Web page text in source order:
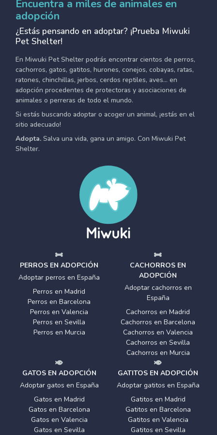
Encuentra a miles de animales en
adopción
¿Estás pensando en adoptar? ¡Prueba Miwuki
Pet Shelter!
En Miwuki Pet Shelter podrás encontrar cientos de perros,
cachorros, gatos, gatitos, hurones, conejos, cobayas, ratas,
ratones, chinchillas, jerbos, cerdos reptiles, aves... en
adopción procedentes de protectoras y asociaciones de
animales o perreras de todo el mundo.
Si estás buscando adoptar o acoger un animal, ¡estás en el
sitio adecuado!
Adopta. Salva una vida, gana un amigo. Con Miwuki Pet
Shelter.
PERROS EN ADOPCIÓN
Adoptar perros en España
Perros en Madrid
Perros en Barcelona
Perros en Valencia
Perros en Sevilla
Perros en Murcia
CACHORROS EN
ADOPCIÓN
Adoptar cachorros en
España
Cachorros en Madrid
Cachorros en Barcelona
Cachorros en Valencia
Cachorros en Sevilla
Cachorros en Murcia
GATOS EN ADOPCIÓN
Adoptar gatos en España
Gatos en Madrid
Gatos en Barcelona
Gatos en Valencia
Gatos en Sevilla
GATITOS EN ADOPCIÓN
Adoptar gatitos en España
Gatitos en Madrid
Gatitos en Barcelona
Gatitos en Valencia
Gatitos en Sevilla